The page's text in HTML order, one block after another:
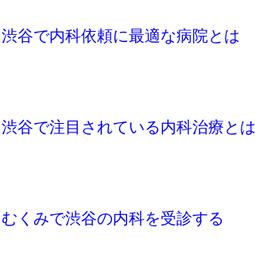
渋谷で内科依頼に最適な病院とは
渋谷で注目されている内科治療とは
むくみで渋谷の内科を受診する